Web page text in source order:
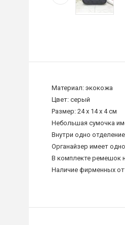
Материал: экокожа
Цвет: серый
Размер: 24 x 14 x 4 см
Небольшая сумочка
Внутри одно
Органайзер имеет
В комплекте ремешок
Наличие фирменных